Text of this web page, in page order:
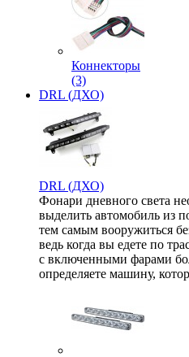
Коннекторы
(3)
DRL (ДХО)
DRL (ДХО)
Фонари дневного света
выделить автомобиль из
тем самым вооружиться
ведь когда вы едете по
с включенными фарами
определяете машину,